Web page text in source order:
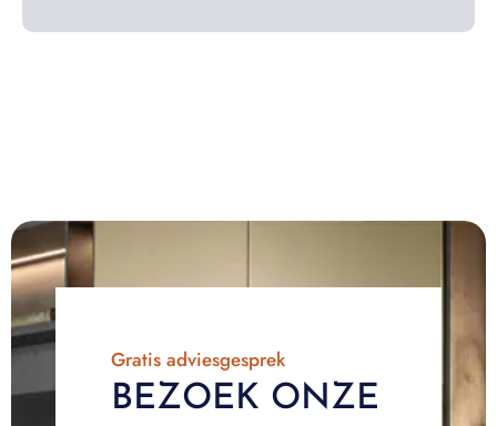
Gratis adviesgesprek
BEZOEK ONZE